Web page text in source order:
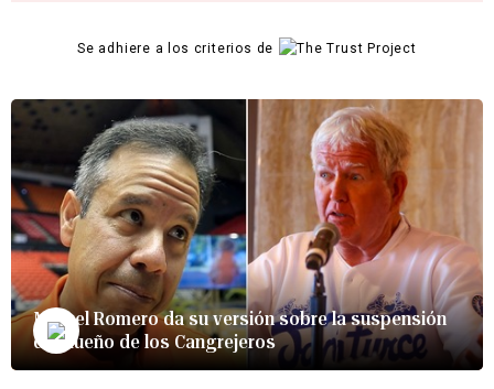
Se adhiere a los criterios de
Miguel Romero da su versión sobre la suspensión
del dueño de los Cangrejeros